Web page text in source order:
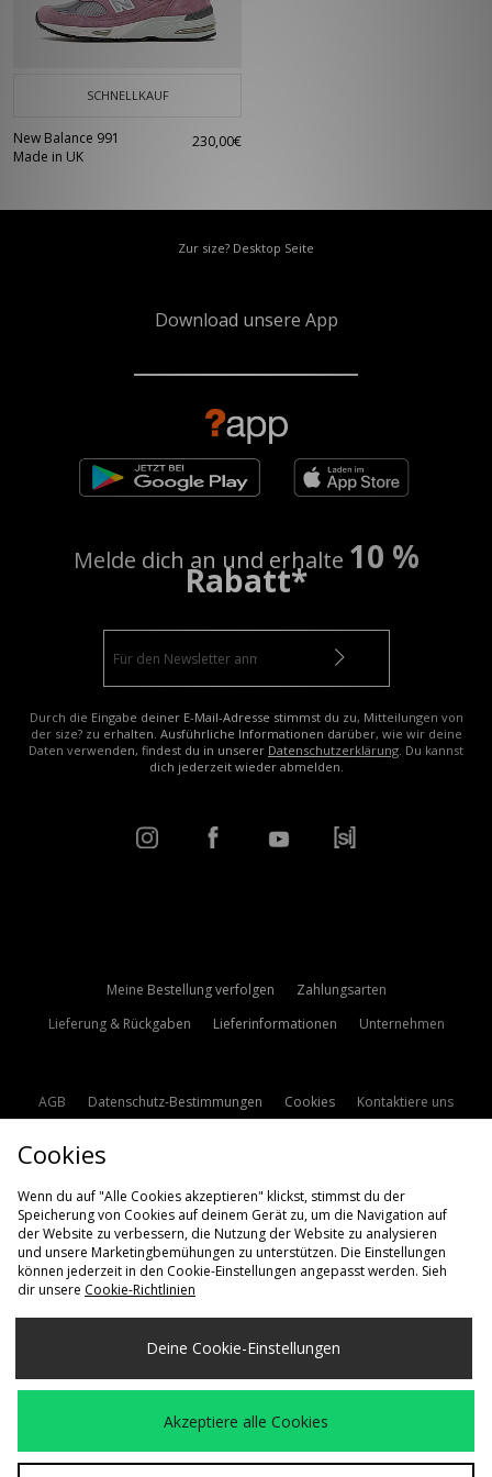
SCHNELLKAUF
New Balance 991
Made in UK
230,00€
Zur size? Desktop Seite
Download unsere App
Melde dich an und erhalte 10 %
Rabatt*
Durch die Eingabe deiner E-Mail-Adresse stimmst du zu, Mitteilungen von
der size? zu erhalten. Ausführliche Informationen darüber, wie wir deine
Daten verwenden, findest du in unserer Datenschutzerklärung. Du kannst
dich jederzeit wieder abmelden.
Meine Bestellung verfolgen
Zahlungsarten
Lieferung & Rückgaben
Lieferinformationen Unternehmen
AGB Datenschutz-Bestimmungen Cookies
Kontaktiere uns
Lieferung Nach
Deutschland
Wir akzeptieren die folgenden Zahlungsmethoden
Cookies
Wenn du auf "Alle Cookies akzeptieren" klickst, stimmst du der
Speicherung von Cookies auf deinem Gerät zu, um die Navigation auf
der Website zu verbessern, die Nutzung der Website zu analysieren
und unsere Marketingbemühungen zu unterstützen. Die Einstellungen
können jederzeit in den Cookie-Einstellungen angepasst werden. Sieh
dir unsere Cookie-Richtlinien
Deine Cookie-Einstellungen
Akzeptiere alle Cookies